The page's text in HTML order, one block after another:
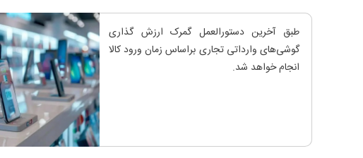
طبق آخرین دستورالعمل گمرک ارزش گذاری
گوشی‌های وارداتی تجاری براساس زمان ورود کالا
انجام خواهد شد.